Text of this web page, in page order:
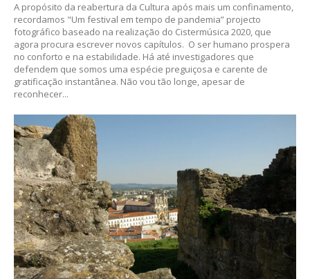
Planos de Assinatura
Faça-se assinante do Região de Cister e ajude-nos a manter este serviço
público!
Escolha o plano de assinatura desejado:
ASSINATURA
IMPRESSA
32€
A propósito da reabertura da Cultura após mais um confinamento,
recordamos "Um festival em tempo de pandemia” projecto
fotográfico baseado na realização do Cistermúsica 2020, que
agora procura escrever novos capítulos. O ser humano prospera
no conforto e na estabilidade. Há até investigadores que
defendem que somos uma espécie preguiçosa e carente de
gratificação instantânea. Não vou tão longe, apesar de
reconhecer...